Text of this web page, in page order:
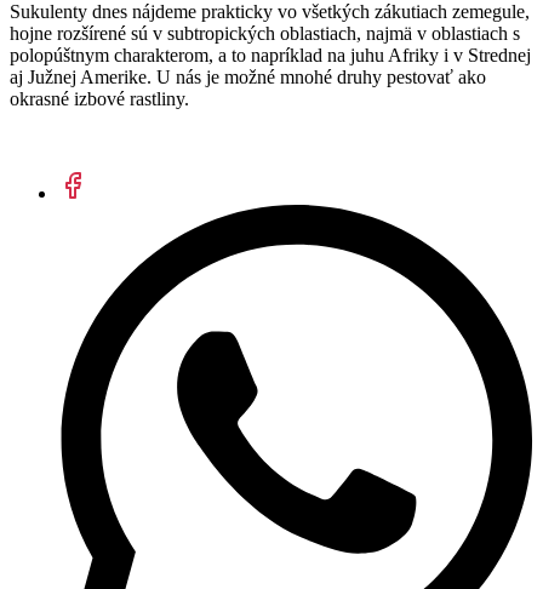
Sukulenty dnes nájdeme prakticky vo všetkých zákutiach zemegule,
hojne rozšírené sú v subtropických oblastiach, najmä v oblastiach s
polopúštnym charakterom, a to napríklad na juhu Afriky i v Strednej
aj Južnej Amerike. U nás je možné mnohé druhy pestovať ako
okrasné izbové rastliny.